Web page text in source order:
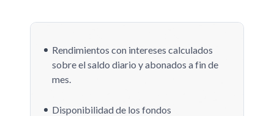
Rendimientos con intereses calculados
sobre el saldo diario y abonados a fin de
mes.
Disponibilidad de los fondos